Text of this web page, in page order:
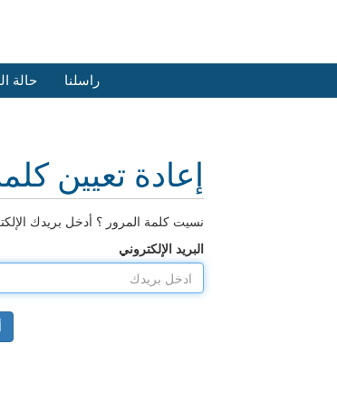
حالة راسلنا
إعادة تعيين
نسيت كلمة المرور ؟ أدخل بريدك
البريد الإلكتروني